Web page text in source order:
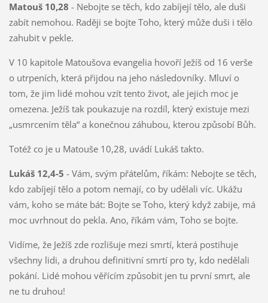
Matouš 10,28 - Nebojte se těch, kdo zabíjejí tělo, ale duši
zabít nemohou. Raději se bojte Toho, který může duši i tělo
zahubit v pekle.
V 10 kapitole Matoušova evangelia hovoří Ježíš od 16 verše
o utrpeních, která přijdou na jeho následovníky. Mluví o
tom, že jim lidé mohou vzít tento život, ale jejich moc je
omezena. Ježíš tak poukazuje na rozdíl, který existuje mezi
„usmrcením těla“ a konečnou záhubou, kterou způsobí Bůh.
Totéž co je u Matouše 10,28, uvádí Lukáš takto.
Lukáš 12,4-5 - Vám, svým přátelům, říkám: Nebojte se těch,
kdo zabíjejí tělo a potom nemají, co by udělali víc. Ukážu
vám, koho se máte bát: Bojte se Toho, který když zabije, má
moc uvrhnout do pekla. Ano, říkám vám, Toho se bojte.
Vidíme, že Ježíš zde rozlišuje mezi smrtí, která postihuje
všechny lidi, a druhou definitivní smrtí pro ty, kdo nedělali
pokání. Lidé mohou věřícím způsobit jen tu první smrt, ale
ne tu druhou!